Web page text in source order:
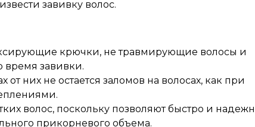
завивку волос.
крючки, не травмирующие волосы и
время завивки.
них не остается заломов на волосах, как при
волос, поскольку позволяют быстро и
прикорневого объема.